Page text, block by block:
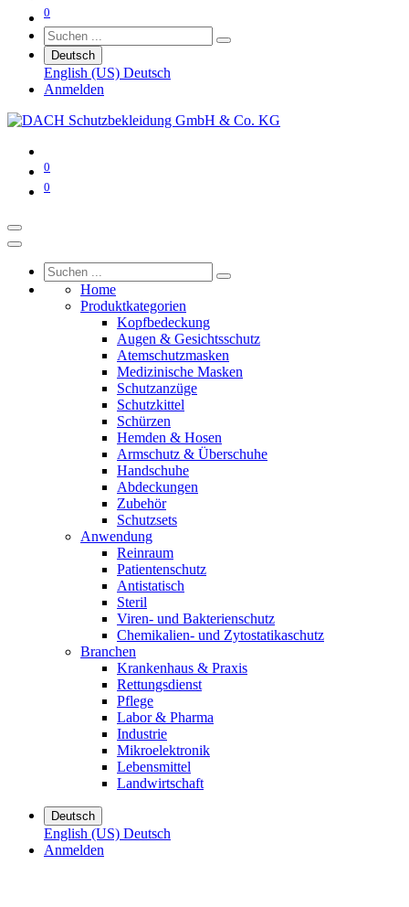
0
Deutsch
English (US) Deutsch
Anmelden
0
0
Home
Produktkategorien
Kopfbedeckung
Augen & Gesichtsschutz
Atemschutzmasken
Medizinische Masken
Schutzanzüge
Schutzkittel
Schürzen
Hemden & Hosen
Armschutz & Überschuhe
Handschuhe
Abdeckungen
Zubehör
Schutzsets
Anwendung
Reinraum
Patientenschutz
Antistatisch
Steril
Viren- und Bakterienschutz
Chemikalien- und Zytostatikaschutz
Branchen
Krankenhaus & Praxis
Rettungsdienst
Pflege
Labor & Pharma
Industrie
Mikroelektronik
Lebensmittel
Landwirtschaft
Deutsch
English (US) Deutsch
Anmelden